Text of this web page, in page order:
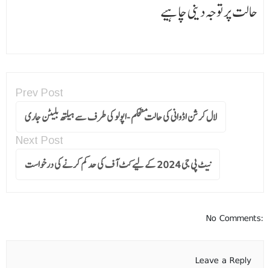
حالت پر توجہ دینی چاہیے
Prev Post
لال کرشن اڈوانی کی حالت مستحکم -اپولو کی طرف سے ہیلتھ بلیٹن جاری
Next Post
نیٹ پی جی 2024 کے لیے کٹ آف کی حد کم کرنے کی درخواست
No Comments:
Leave a Reply